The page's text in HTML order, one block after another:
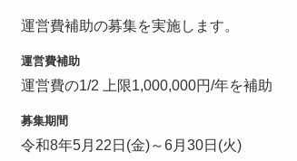
運営費補助の募集を実施します。
運営費補助
運営費の1/2 上限1,000,000円/年を補助
募集期間
令和8年5月22日(金)～6月30日(火)